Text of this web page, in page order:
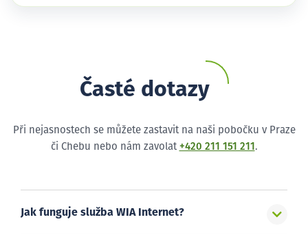
Časté dotazy
Při nejasnostech se můžete zastavit na naši pobočku v Praze
či Chebu nebo nám zavolat +420 211 151 211 .
Jak funguje služba WIA Internet?